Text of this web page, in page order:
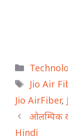
Tags
Jio Air
Jio AirFiber,
ओलम्पिक
Hindi